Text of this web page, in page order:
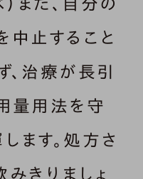
また、自分の
中止すること
、治療が長引
量用法を守
ます。処方さ
きりましょ